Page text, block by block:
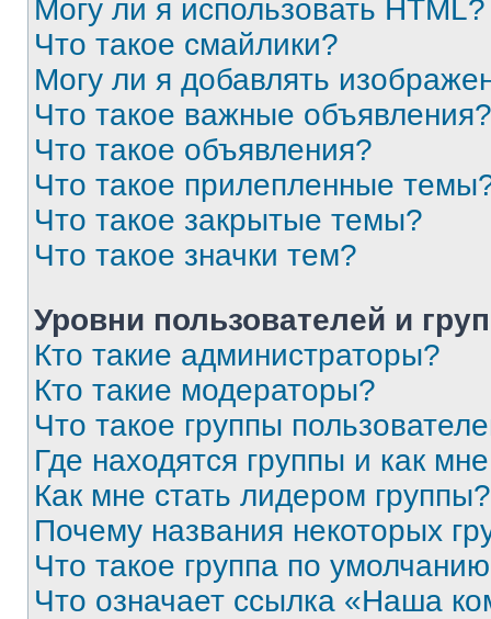
Могу ли я использовать HTML?
Что такое смайлики?
Могу ли я добавлять
Что такое важные объявления?
Что такое объявления?
Что такое прилепленные
Что такое закрытые темы?
Что такое значки тем?
Уровни пользователей и
Кто такие администраторы?
Кто такие модераторы?
Что такое группы
Где находятся группы и как
Как мне стать лидером группы?
Почему названия некоторых
Что такое группа по
Что означает ссылка «Наша